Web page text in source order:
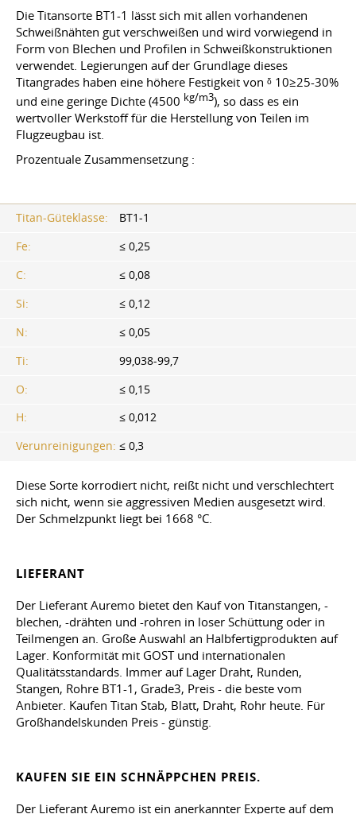
Die Titansorte BT1-1 lässt sich mit allen vorhandenen
Schweißnähten gut verschweißen und wird vorwiegend in
Form von Blechen und Profilen in Schweißkonstruktionen
verwendet. Legierungen auf der Grundlage dieses
Titangrades haben eine höhere Festigkeit von ᵟ 10≥25-30%
und eine geringe Dichte (4500 kg/m3), so dass es ein
wertvoller Werkstoff für die Herstellung von Teilen im
Flugzeugbau ist.
Prozentuale Zusammensetzung :
Titan-Güteklasse:
ВТ1-1
Fe:
≤ 0,25
C:
≤ 0,08
Si:
≤ 0,12
N:
≤ 0,05
Ti:
99,038-99,7
O:
≤ 0,15
H:
≤ 0,012
Verunreinigungen: ≤ 0,3
Diese Sorte korrodiert nicht, reißt nicht und verschlechtert
sich nicht, wenn sie aggressiven Medien ausgesetzt wird.
Der Schmelzpunkt liegt bei 1668 °C.
LIEFERANT
Der Lieferant Auremo bietet den Kauf von Titanstangen, -
blechen, -drähten und -rohren in loser Schüttung oder in
Teilmengen an. Große Auswahl an Halbfertigprodukten auf
Lager. Konformität mit GOST und internationalen
Qualitätsstandards. Immer auf Lager Draht, Runden,
Stangen, Rohre BT1-1, Grade3, Preis - die beste vom
Anbieter. Kaufen Titan Stab, Blatt, Draht, Rohr heute. Für
Großhandelskunden Preis - günstig.
KAUFEN SIE EIN SCHNÄPPCHEN PREIS.
Der Lieferant Auremo ist ein anerkannter Experte auf dem